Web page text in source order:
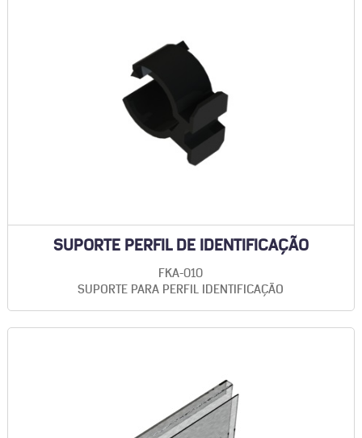
SUPORTE PERFIL DE IDENTIFICAÇÃO
FKA-010
SUPORTE PARA PERFIL IDENTIFICAÇÃO